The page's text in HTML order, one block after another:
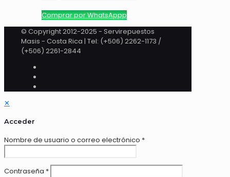
Comprar por WhatsAppp
© Copyright 2012-2025 - Servirepuestos
Masis - Costa Rica | Tel: (+506) 2262-1173 /
(+506) 2261-2844
✕
Acceder
Nombre de usuario o correo electrónico *
Contraseña *